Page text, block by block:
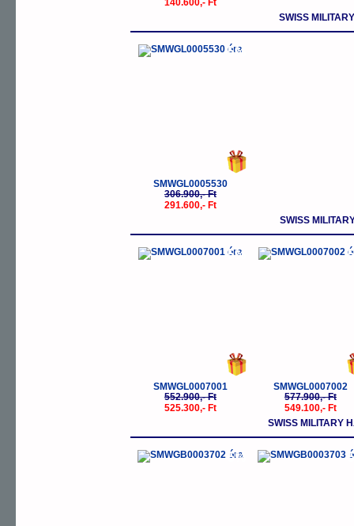
140.600,- Ft
SWISS
-5%
SMWGL0005530
306.900,- Ft
291.600,- Ft
SWISS
-5%
SMWGL0007001
552.900,- Ft
525.300,- Ft
-
SMWGL0007002
577.900,- Ft
549.100,- Ft
SWISS MILITARY
-5% -